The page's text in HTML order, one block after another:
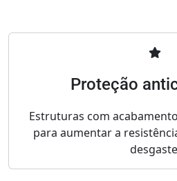
Proteção
Estruturas com
para aumentar a